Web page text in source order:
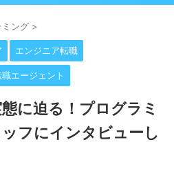
ミング >
エンジニア転職
職エージェント
に迫る！プログラミ
フにインタビューし